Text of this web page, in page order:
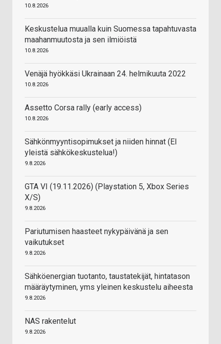
10.8.2026
Keskustelua muualla kuin Suomessa tapahtuvasta
maahanmuutosta ja sen ilmiöistä
10.8.2026
Venäjä hyökkäsi Ukrainaan 24. helmikuuta 2022
10.8.2026
Assetto Corsa rally (early access)
10.8.2026
Sähkönmyyntisopimukset ja niiden hinnat (EI
yleistä sähkökeskustelua!)
9.8.2026
GTA VI (19.11.2026) (Playstation 5, Xbox Series
X/S)
9.8.2026
Pariutumisen haasteet nykypäivänä ja sen
vaikutukset
9.8.2026
Sähköenergian tuotanto, taustatekijät, hintatason
määräytyminen, yms yleinen keskustelu aiheesta
9.8.2026
NAS rakentelut
9.8.2026